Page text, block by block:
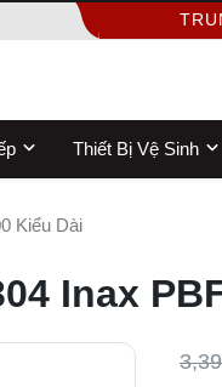
Thiết Bị Vệ Sinh
Kiểu Dài
Inax